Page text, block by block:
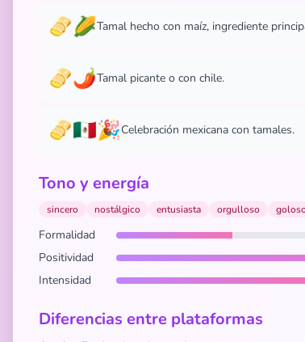
🫔🌽Tamal hecho con maíz, ingrediente
🫔🌶️Tamal picante o con chile.
🫔🇲🇽🎉Celebración mexicana con tamales.
Tono y energía
sincero nostálgico entusiasta orgulloso
Formalidad
Positividad
Intensidad
Diferencias entre plataformas